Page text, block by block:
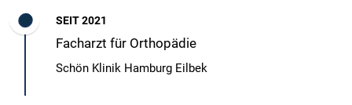
SEIT 2021
Facharzt für Orthopädie
Schön Klinik Hamburg Eilbek